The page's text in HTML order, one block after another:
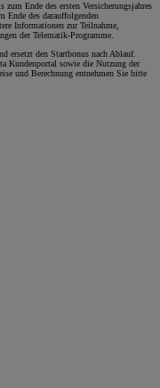
Ende des ersten Versicherungsjahres
Ende des darauffolgenden
Informationen zur Teilnahme,
der Telematik-Programme.
ersetzt den Startbonus nach Ablauf.
Kundenportal sowie die Nutzung der
und Berechnung entnehmen Sie bitte